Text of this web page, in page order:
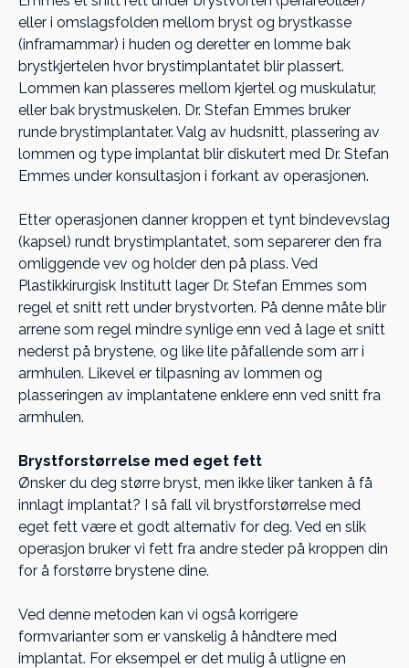
eller i omslagsfolden mellom bryst og brystkasse
(inframammar) i huden og deretter en lomme bak
brystkjertelen hvor brystimplantatet blir plassert.
Lommen kan plasseres mellom kjertel og muskulatur,
eller bak brystmuskelen. Dr. Stefan Emmes bruker
runde brystimplantater. Valg av hudsnitt, plassering av
lommen og type implantat blir diskutert med Dr. Stefan
Emmes under konsultasjon i forkant av operasjonen.
Etter operasjonen danner kroppen et tynt bindevevslag
(kapsel) rundt brystimplantatet, som separerer den fra
omliggende vev og holder den på plass. Ved
Plastikkirurgisk Institutt lager Dr. Stefan Emmes som
regel et snitt rett under brystvorten. På denne måte blir
arrene som regel mindre synlige enn ved å lage et snitt
nederst på brystene, og like lite påfallende som arr i
armhulen. Likevel er tilpasning av lommen og
plasseringen av implantatene enklere enn ved snitt fra
armhulen.
Brystforstørrelse med eget fett
Ønsker du deg større bryst, men ikke liker tanken å få
innlagt implantat? I så fall vil brystforstørrelse med
eget fett være et godt alternativ for deg. Ved en slik
operasjon bruker vi fett fra andre steder på kroppen din
for å forstørre brystene dine.
Ved denne metoden kan vi også korrigere
formvarianter som er vanskelig å håndtere med
implantat. For eksempel er det mulig å utligne en